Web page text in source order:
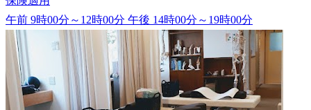
午前 9時00分～12時00分 午後 14時00分～19時00分